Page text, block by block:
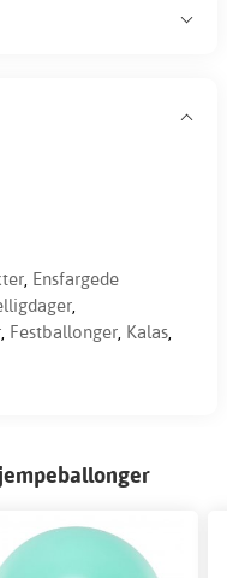
, Ensfargede
,
, Festballonger, Kalas,